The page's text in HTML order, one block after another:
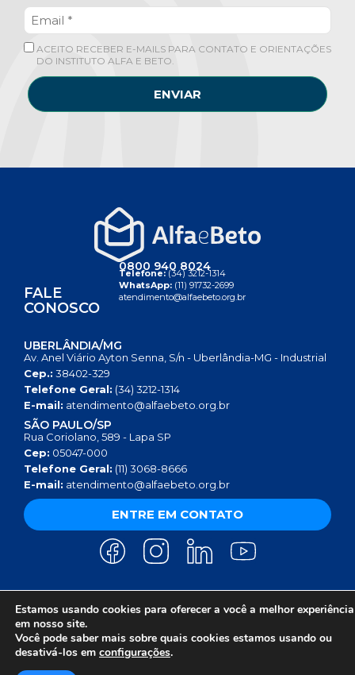
ACEITO RECEBER E-MAILS PARA CONTATO E ORIENTAÇÕES
DO INSTITUTO ALFA E BETO.
ENVIAR
FALE
CONOSCO
0800 940 8024
Telefone:(34) 3212-1314
WhatsApp: (11) 91732-2699
atendimento@alfaebeto.org.br
UBERLÂNDIA/MG
Av. Anel Viário Ayton Senna, S/n - Uberlândia-MG - Industrial
Cep.: 38402-329
Telefone Geral: (34) 3212-1314
E-mail: atendimento@alfaebeto.org.br
SÃO PAULO/SP
Rua Coriolano, 589 - Lapa SP
Cep: 05047-000
Telefone Geral: (11) 3068-8666
E-mail: atendimento@alfaebeto.org.br
ENTRE EM CONTATO
AVISO DE PRIVACIDADE POLÍTICA DE PRIVACIDADE
AVISO SOBRE COOKIES
COPYRIGHT 2025 © INSTITUTO ALFA E BETO - 08.458.084/0001-13
Estamos usando cookies para oferecer a você a melhor experiência
em nosso site.
Você pode saber mais sobre quais cookies estamos usando ou
desativá-los em configurações.